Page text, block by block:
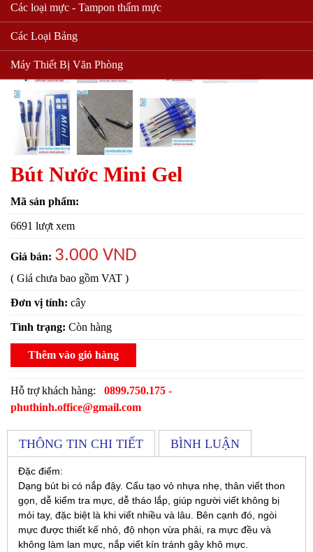
Các loại mực - Tampon thấm mực
Các Loại Bảng
Máy Thiết Bị Văn Phòng
Bút Nước Mini Gel
Mã sản phẩm:
6691 lượt xem
Giá bán: 3.000 VND
( Giá chưa bao gồm VAT )
Đơn vị tính: cây
Tình trạng: Còn hàng
Thêm vào giỏ hàng
Hỗ trợ khách hàng: 0899.750.175 -
phuthinh.office@gmail.com
THÔNG TIN CHI TIẾT BÌNH LUẬN
Đặc điểm:
Dạng bút bi có nắp đậy. Cấu tạo vỏ nhựa nhẹ, thân viết thon
gọn, dễ kiểm tra mực, dễ tháo lắp, giúp người viết không bị
mỏi tay, đặc biệt là khi viết nhiều và lâu. Bên cạnh đó, ngòi
mực được thiết kế nhỏ, độ nhọn vừa phải, ra mực đều và
không làm lan mực, nắp viết kín tránh gây khô mực.